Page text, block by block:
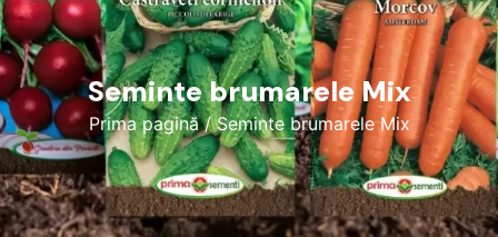
Seminte brumarele Mix
Prima pagină/ Seminte brumarele Mix